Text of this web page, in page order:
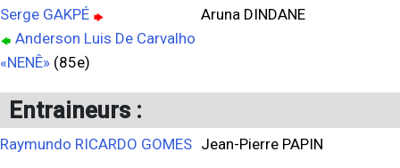
Serge GAKPÉ
Anderson Luis De Carvalho
«NENÊ» (85e)
Aruna DINDANE
Entraineurs :
Raymundo RICARDO GOMES Jean-Pierre PAPIN